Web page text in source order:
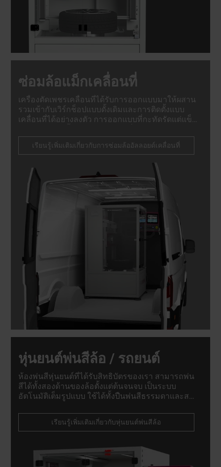
ซ่อมล้อแม็กเคลื่อนที่
เครื่องตัดเพชรเคลื่อนที่ได้รับการออกแบบมาให้ผสาน
รวมเข้ากับเวิร์กช็อปแบบดั้งเดิมและการติดตั้งแบบ
เคลื่อนที่ได้อย่างลงตัว การออกแบบที่กะทัดรัดแต่แข็ง
บรรทุก หรือรถพ่วง ทำให้เป็นส่วนประกอบสำคัญของ
บริการซ่อมแซมแบบเคลื่อนที่ทุกประเภท.
เรียนรู้เพิ่มเติมเกี่ยวกับการซ่อมล้ออัลลอยด์เคลื่อนที่
หุ่นยนต์พ่นสีล้อ / รถยนต์
ห้องพ่นสีหุ่นยนต์ที่ได้รับสิทธิบัตรของเรา สามารถพ่น
สีได้ทั้งสองด้านของล้อตั้งแต่ต้นจนจบ เป็นระบบ
อัตโนมัติเต็มรูปแบบ ใช้ได้ทั้งปืนพ่นสีธรรมดาและส
ปริมาณขยะและการใช้สีได้มากถึง 50%
เรียนรู้เพิ่มเติมเกี่ยวกับหุ่นยนต์พ่นสีล้อ